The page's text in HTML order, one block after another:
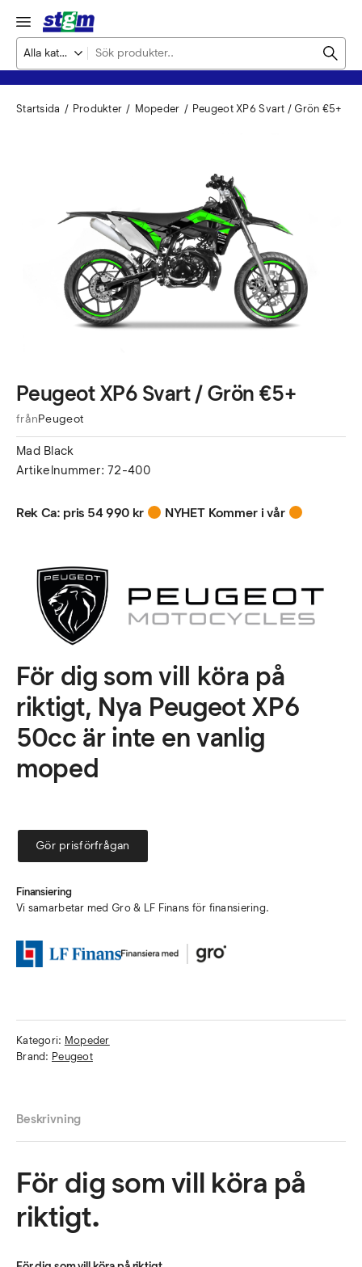
Startsida Produkter Mopeder Peugeot XP6 Svart / Grön €5+
Peugeot XP6 Svart / Grön €5+
frånPeugeot
Mad Black
Artikelnummer: 72-400
Rek Ca: pris 54 990 kr NYHET Kommer i vår
För dig som vill köra på
riktigt, Nya Peugeot XP6
50cc är inte en vanlig
moped
Gör prisförfrågan
Finansiering
Vi samarbetar med Gro & LF Finans för finansiering.
Kategori: Mopeder
Brand: Peugeot
Beskrivning
För dig som vill köra på
riktigt.